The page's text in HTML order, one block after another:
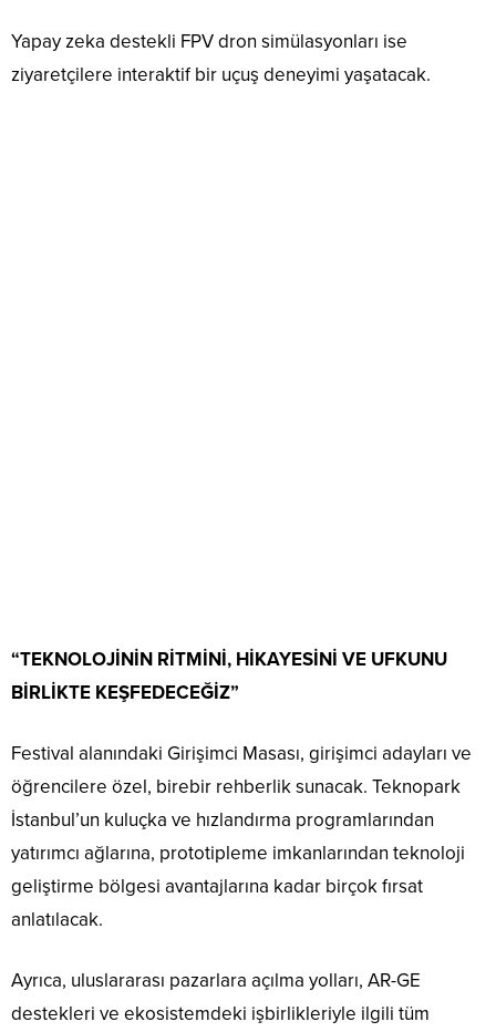
Yapay zeka destekli FPV dron simülasyonları ise
ziyaretçilere interaktif bir uçuş deneyimi yaşatacak.
“TEKNOLOJİNİN RİTMİNİ, HİKAYESİNİ VE UFKUNU
BİRLİKTE KEŞFEDECEĞİZ”
Festival alanındaki Girişimci Masası, girişimci adayları ve
öğrencilere özel, birebir rehberlik sunacak. Teknopark
İstanbul’un kuluçka ve hızlandırma programlarından
yatırımcı ağlarına, prototipleme imkanlarından teknoloji
geliştirme bölgesi avantajlarına kadar birçok fırsat
anlatılacak.
Ayrıca, uluslararası pazarlara açılma yolları, AR-GE
destekleri ve ekosistemdeki işbirlikleriyle ilgili tüm